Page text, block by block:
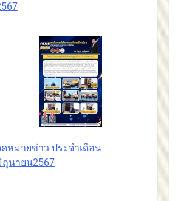
ดหมายข่าว ประจำเดือน
ถุนายน2567